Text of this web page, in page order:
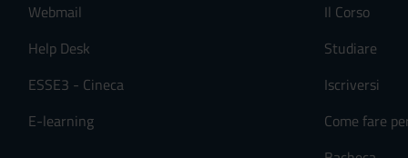
Webmail
Help Desk
ESSE3 - Cineca
E-learning
Il Corso
Studiare
Iscriversi
Come fare